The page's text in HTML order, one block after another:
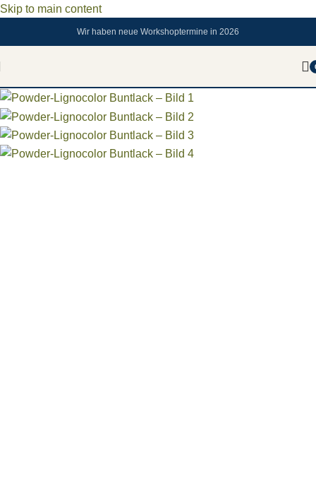
Skip to main content
Wir haben neue Workshoptermine in 2026